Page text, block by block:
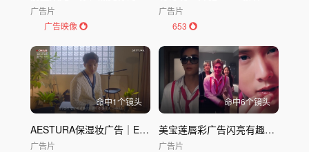
广告片
广告映像
广告片
653
命中1个镜头
AESTURA保湿妆广告｜Estra_ Atoberrier｜AESTURA
广告片
命中6个镜头
美宝莲唇彩广告闪亮有趣，唤醒欢乐
广告片